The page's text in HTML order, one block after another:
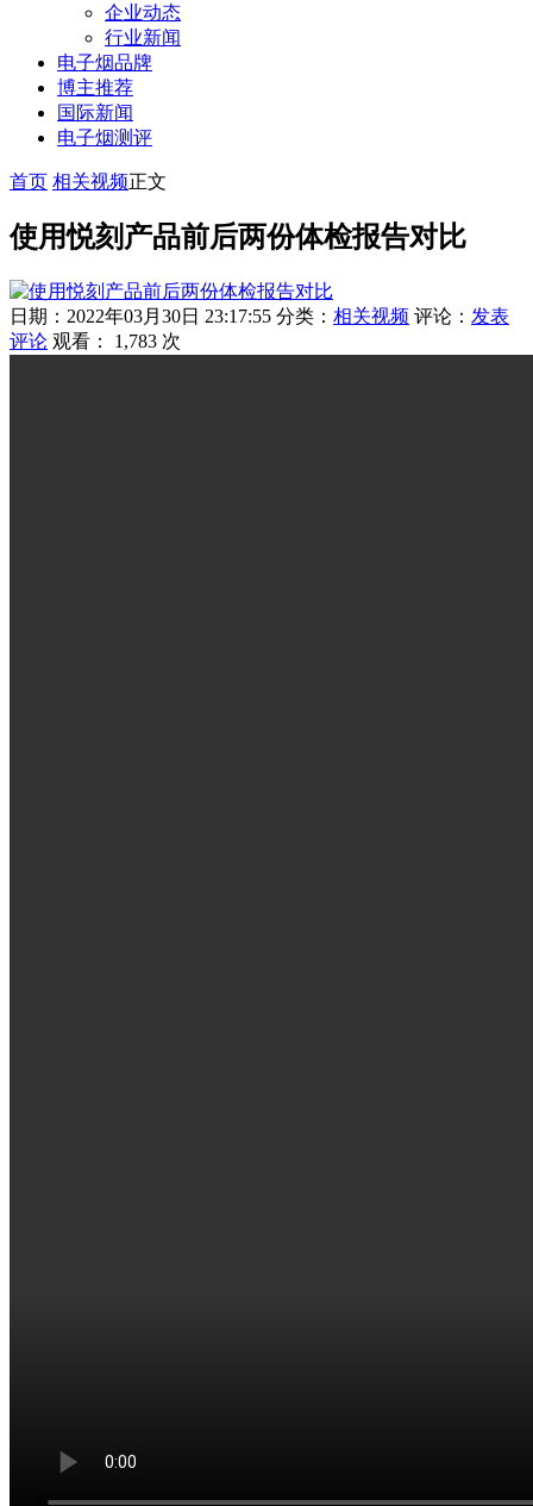
企业动态
行业新闻
电子烟品牌
博主推荐
国际新闻
电子烟测评
首页 相关视频正文
使用悦刻产品前后两份体检报告对比
日期：2022年03月30日 23:17:55 分类： 相关视频 评论： 发表
评论 观看： 1,783 次